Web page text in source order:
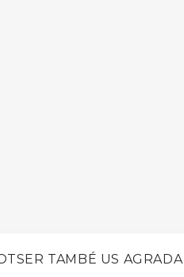
TAMBÉ US AGRADA